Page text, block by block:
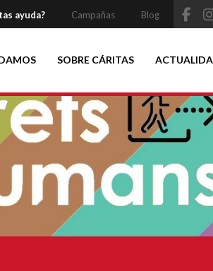
ayuda? Campañas Blog
SOBRE CÁRITAS